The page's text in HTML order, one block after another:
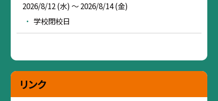
2026/8/12 (水) ～ 2026/8/14 (金)
学校閉校日
リンク